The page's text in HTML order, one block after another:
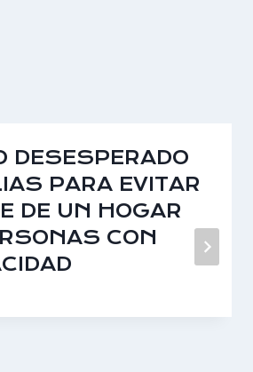
DESESPERADO
PARA EVITAR
DE UN HOGAR
CON